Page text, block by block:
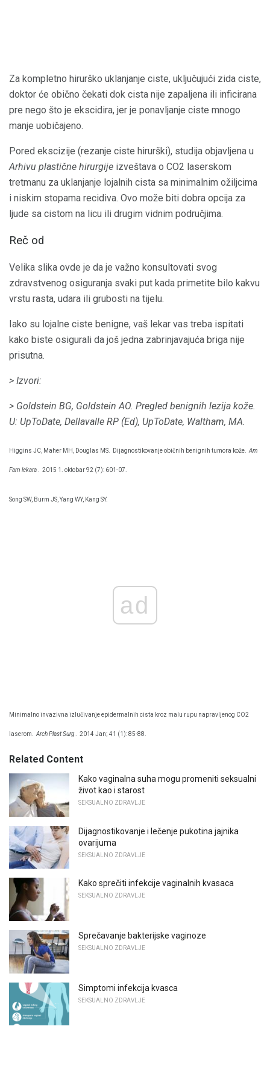
Za kompletno hirurško uklanjanje ciste, uključujući zida ciste,
doktor će obično čekati dok cista nije zapaljena ili inficirana
pre nego što je ekscidira, jer je ponavljanje ciste mnogo
manje uobičajeno.
Pored ekscizije (rezanje ciste hirurški), studija objavljena u
Arhivu plastične hirurgije izveštava o CO2 laserskom
tretmanu za uklanjanje lojalnih cista sa minimalnim ožiljcima
i niskim stopama recidiva. Ovo može biti dobra opcija za
ljude sa cistom na licu ili drugim vidnim područjima.
Reč od
Velika slika ovde je da je važno konsultovati svog
zdravstvenog osiguranja svaki put kada primetite bilo kakvu
vrstu rasta, udara ili grubosti na tijelu.
Iako su lojalne ciste benigne, vaš lekar vas treba ispitati
kako biste osigurali da još jedna zabrinjavajuća briga nije
prisutna.
> Izvori:
> Goldstein BG, Goldstein AO. Pregled benignih lezija kože.
U: UpToDate, Dellavalle RP (Ed), UpToDate, Waltham, MA.
Higgins JC, Maher MH, Douglas MS. Dijagnostikovanje običnih benignih tumora kože. Am
Fam lekara. 2015 1. oktobar 92 (7): 601-07.
Song SW, Burm JS, Yang WY, Kang SY.
ad
Minimalno invazivna izlučivanje epidermalnih cista kroz malu rupu napravljenog CO2
laserom. Arch Plast Surg 2014 Jan; 41 (1): 85-88.
Related Content
Kako vaginalna suha mogu promeniti seksualni
život kao i starost
SEKSUALNO ZDRAVLJE
Dijagnostikovanje i lečenje pukotina jajnika
ovarijuma
SEKSUALNO ZDRAVLJE
Kako sprečiti infekcije vaginalnih kvasaca
SEKSUALNO ZDRAVLJE
Sprečavanje bakterijske vaginoze
SEKSUALNO ZDRAVLJE
Simptomi infekcija kvasca
SEKSUALNO ZDRAVLJE